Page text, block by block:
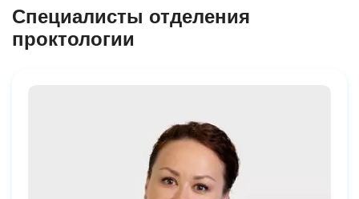
Специалисты отделения
проктологии